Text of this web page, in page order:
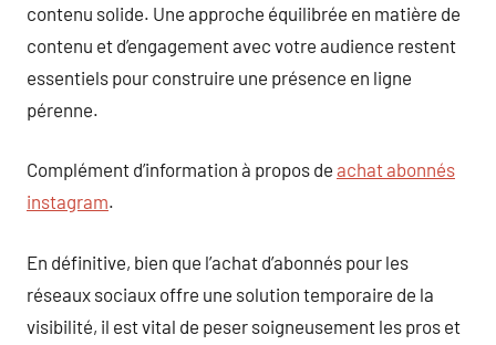
contenu solide. Une approche équilibrée en matière de
contenu et d’engagement avec votre audience restent
essentiels pour construire une présence en ligne
pérenne.
Complément d’information à propos de achat abonnés
instagram.
En définitive, bien que l’achat d’abonnés pour les
réseaux sociaux offre une solution temporaire de la
visibilité, il est vital de peser soigneusement les pros et